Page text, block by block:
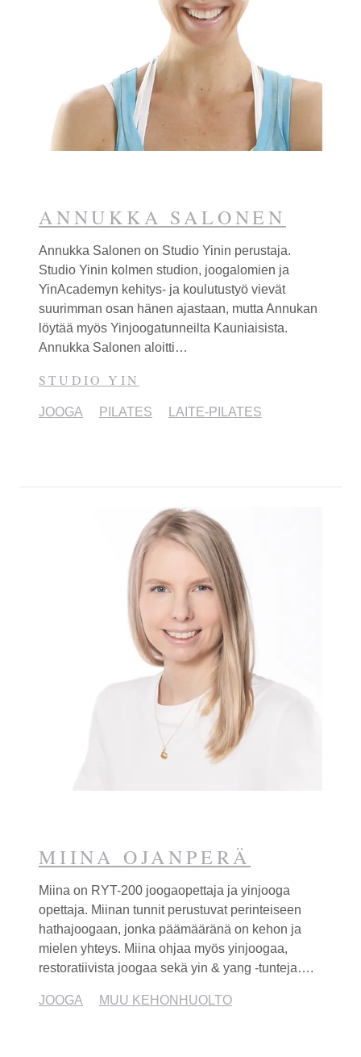
ANNUKKA SALONEN
Annukka Salonen on Studio Yinin perustaja.
Studio Yinin kolmen studion, joogalomien ja
YinAcademyn kehitys- ja koulutustyö vievät
suurimman osan hänen ajastaan, mutta Annukan
löytää myös Yinjoogatunneilta Kauniaisista.
Annukka Salonen aloitti…
STUDIO YIN
JOOGA PILATES LAITE-PILATES
MIINA OJANPERÄ
Miina on RYT-200 joogaopettaja ja yinjooga
opettaja. Miinan tunnit perustuvat perinteiseen
hathajoogaan, jonka päämääränä on kehon ja
mielen yhteys. Miina ohjaa myös yinjoogaa,
restoratiivista joogaa sekä yin & yang -tunteja….
JOOGA MUU KEHON­HUOLTO